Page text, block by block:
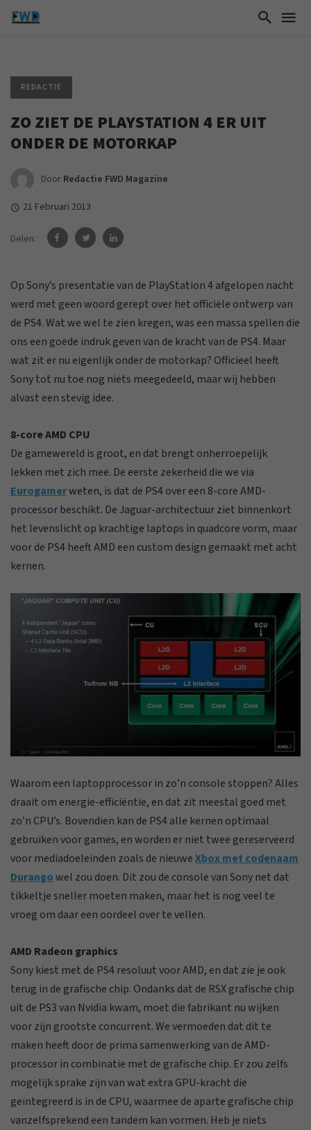
REDACTIE
ZO ZIET DE PLAYSTATION 4 ER UIT
ONDER DE MOTORKAP
Door Redactie FWD Magazine
21 Februari 2013
Delen:
Op Sony’s presentatie van de PlayStation 4 afgelopen nacht
werd met geen woord gerept over het officiële ontwerp van
de PS4. Wat we wel te zien kregen, was een massa spellen die
ons een goede indruk geven van de kracht van de PS4. Maar
wat zit er nu eigenlijk onder de motorkap? Officieel heeft
Sony tot nu toe nog niets meegedeeld, maar wij hebben
alvast een stevig idee.
8-core AMD CPU
De gamewereld is groot, en dat brengt onherroepelijk
lekken met zich mee. De eerste zekerheid die we via
Eurogamerweten, is dat de PS4 over een 8-core AMD-
processor beschikt. De Jaguar-architectuur ziet binnenkort
het levenslicht op krachtige laptops in quadcore vorm, maar
voor de PS4 heeft AMD een custom design gemaakt met acht
kernen.
Waarom een laptopprocessor in zo’n console stoppen? Alles
draait om energie-efficiëntie, en dat zit meestal goed met
zo’n CPU’s. Bovendien kan de PS4 alle kernen optimaal
gebruiken voor games, en worden er niet twee gereserveerd
voor mediadoeleinden zoals de nieuweXbox met codenaam
Durangowel zou doen. Dit zou de console van Sony net dat
tikkeltje sneller moeten maken, maar het is nog veel te
vroeg om daar een oordeel over te vellen.
AMD Radeon graphics
Sony kiest met de PS4 resoluut voor AMD, en dat zie je ook
terug in de grafische chip. Ondanks dat de RSX grafische chip
uit de PS3 van Nvidia kwam, moet die fabrikant nu wijken
voor zijn grootste concurrent. We vermoeden dat dit te
maken heeft door de prima samenwerking van de AMD-
processor in combinatie met de grafische chip. Er zou zelfs
mogelijk sprake zijn van wat extra GPU-kracht die
geïntegreerd is in de CPU, waarmee de aparte grafische chip
vanzelfsprekend een tandem kan vormen. Heb je niets